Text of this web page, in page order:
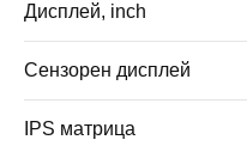
Дисплей, inch
Сензорен дисплей
IPS матрица